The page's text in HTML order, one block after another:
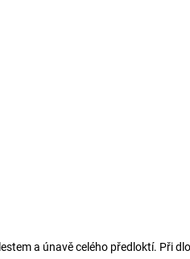
a únavě celého předloktí. Při